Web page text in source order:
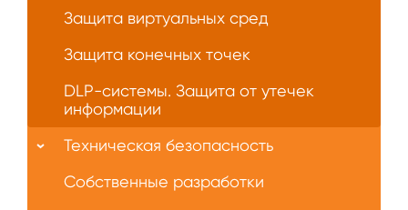
Защита виртуальных сред
Защита конечных точек
DLP-системы. Защита от утечек
информации
Техническая безопасность
Собственные разработки